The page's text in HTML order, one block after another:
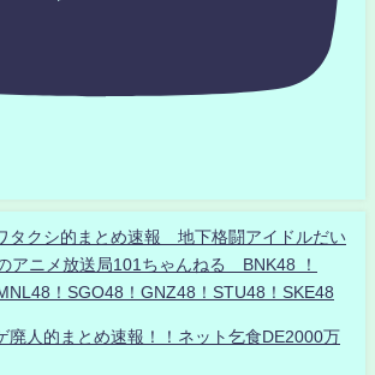
クシ的まとめ速報 地下格闘アイドルだい
ニメ放送局101ちゃんねる BNK48 ！
！SGO48！GNZ48！STU48！SKE48
廃人的まとめ速報！！ネット乞食DE2000万